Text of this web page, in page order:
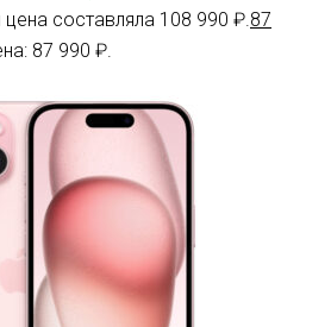
составляла 108 990 ₽. 87
87 990 ₽.